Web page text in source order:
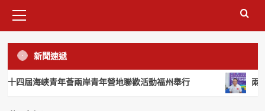
Menu
新聞速遞
屆海峽青年薈兩岸青年營地聯歡活動福州舉行 兩岸
兩岸焦點 焦點新聞 綜合新聞
漫步十八城 青春向未來 第十四屆海峽青年
薈兩岸青年營地聯歡活動福州舉行
3
兩岸焦點 教育園地 焦點新聞